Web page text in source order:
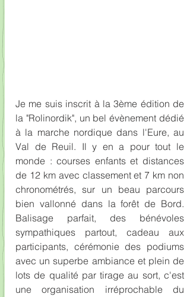
Je me suis inscrit à la 3ème édition de
la "Rolinordik", un bel évènement dédié
à la marche nordique dans l'Eure, au
Val de Reuil. Il y en a pour tout le
monde : courses enfants et distances
de 12 km avec classement et 7 km non
chronométrés, sur un beau parcours
bien vallonné dans la forêt de Bord.
Balisage parfait, des bénévoles
sympathiques partout, cadeau aux
participants, cérémonie des podiums
avec un superbe ambiance et plein de
lots de qualité par tirage au sort, c'est
une organisation irréprochable du